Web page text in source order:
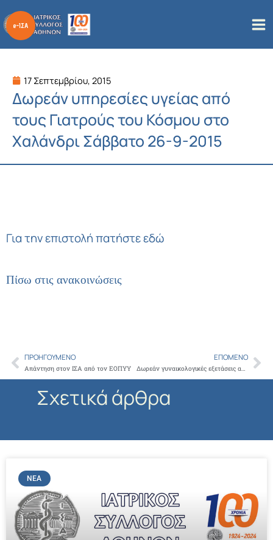
στο
περιεχόμενο
17 Σεπτεμβρίου, 2015
Δωρεάν υπηρεσίες υγείας από
τους Γιατρούς του Κόσμου στο
Χαλάνδρι Σάββατο 26-9-2015
Για την επιστολή πατήστε εδώ
Πίσω στις ανακοινώσεις
Prev
ΠΡΟΗΓΟΎΜΕΝΟ
Απάντηση στον ΙΣΑ από τον ΕΟΠΥΥ
ΕΠΌΜΕΝΟ
Δωρεάν γυναικολογικές εξετάσεις από τη Β’ Μαιευτική και Γυναικολογική Κλινική του Παν. Αθηνών – Δευτέρα 28-9
Σχετικά άρθρα
ΝΈΑ